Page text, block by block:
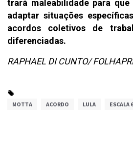
trará maleabilidade para
adaptar situações
acordos coletivos de
diferenciadas.
RAPHAEL DI CUNTO/
MOTTA ACORDO LULA ESCALA